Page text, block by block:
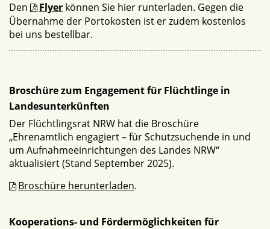
Den
Flyer können Sie hier runterladen. Gegen die
Übernahme der Portokosten ist er zudem kostenlos
bei uns bestellbar.
Broschüre zum Engagement für Flüchtlinge in
Landesunterkünften
Der Flüchtlingsrat NRW hat die Broschüre
„Ehrenamtlich engagiert – für Schutzsuchende in und
um Aufnahmeeinrichtungen des Landes NRW“
aktualisiert (Stand September 2025).
Broschüre herunterladen.
Kooperations- und Fördermöglichkeiten für